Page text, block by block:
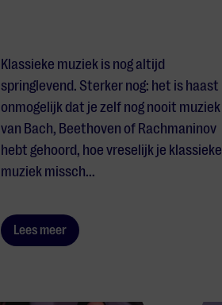
Klassieke muziek is nog altijd
springlevend. Sterker nog: het is haast
onmogelijk dat je zelf nog nooit muziek
van Bach, Beethoven of Rachmaninov
hebt gehoord, hoe vreselijk je klassieke
muziek missch...
Lees meer